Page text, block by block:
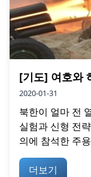
[기도] 여호와
2020-01-31
북한이 얼마 전
실험과 신형 전
의에 참석한 주
더보기